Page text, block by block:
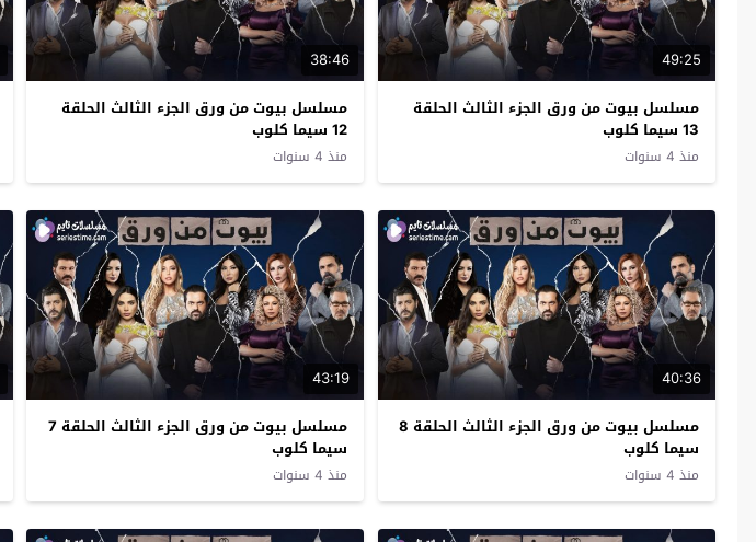
49:25
مسلسل بيوت من ورق الجزء الثالث الحلقة
13 سيما كلوب
منذ 4 سنوات
38:46
مسلسل بيوت من ورق الجزء الثالث الحلقة
12 سيما كلوب
منذ 4 سنوات
40:36
مسلسل بيوت من ورق الجزء الثالث الحلقة 8
سيما كلوب
منذ 4 سنوات
43:19
مسلسل بيوت من ورق الجزء الثالث الحلقة 7
سيما كلوب
منذ 4 سنوات